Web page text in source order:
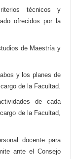
técnicos y
ofrecidos por la
de Maestría y
y los planes de
de la Facultad.
de cada
de la Facultad,
docente para
ante el Consejo